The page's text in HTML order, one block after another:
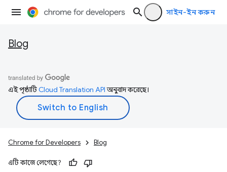
সাইন-ইন করুন
Blog
এই পৃষ্ঠাটিCloud Translation APIঅনুবাদ করেছে।
Chrome for Developers Blog
এটি কাজে লেগেছে?